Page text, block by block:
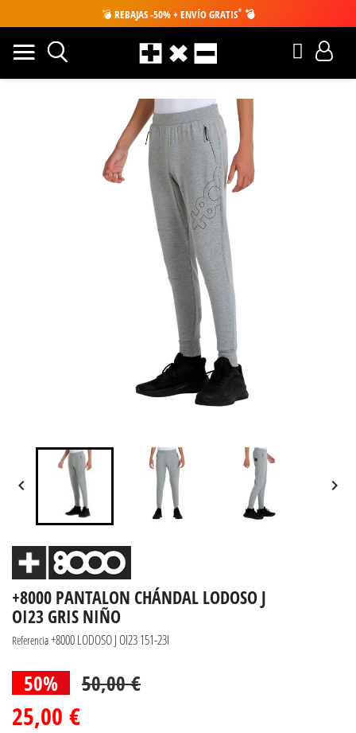
💣 REBAJAS -50% + ENVÍO GRATIS* 💣
 
+8000 PANTALON CHÁNDAL LODOSO J
OI23 GRIS NIÑO
Referencia+8000 LODOSO J OI23 151-23I
50% 50,00 €
25,00 €